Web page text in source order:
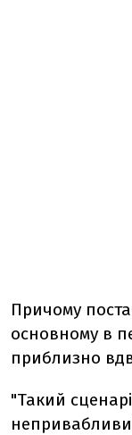
Причому
основному в
приблизно
"Такий